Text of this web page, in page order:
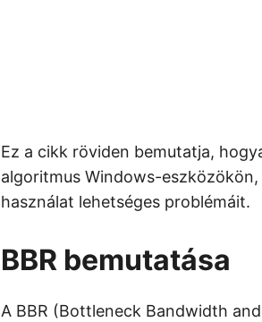
Ez a cikk röviden bemutatja,
algoritmus Windows-
használat lehetséges problémáit.
BBR bemutatása
A BBR (Bottleneck Bandwidth